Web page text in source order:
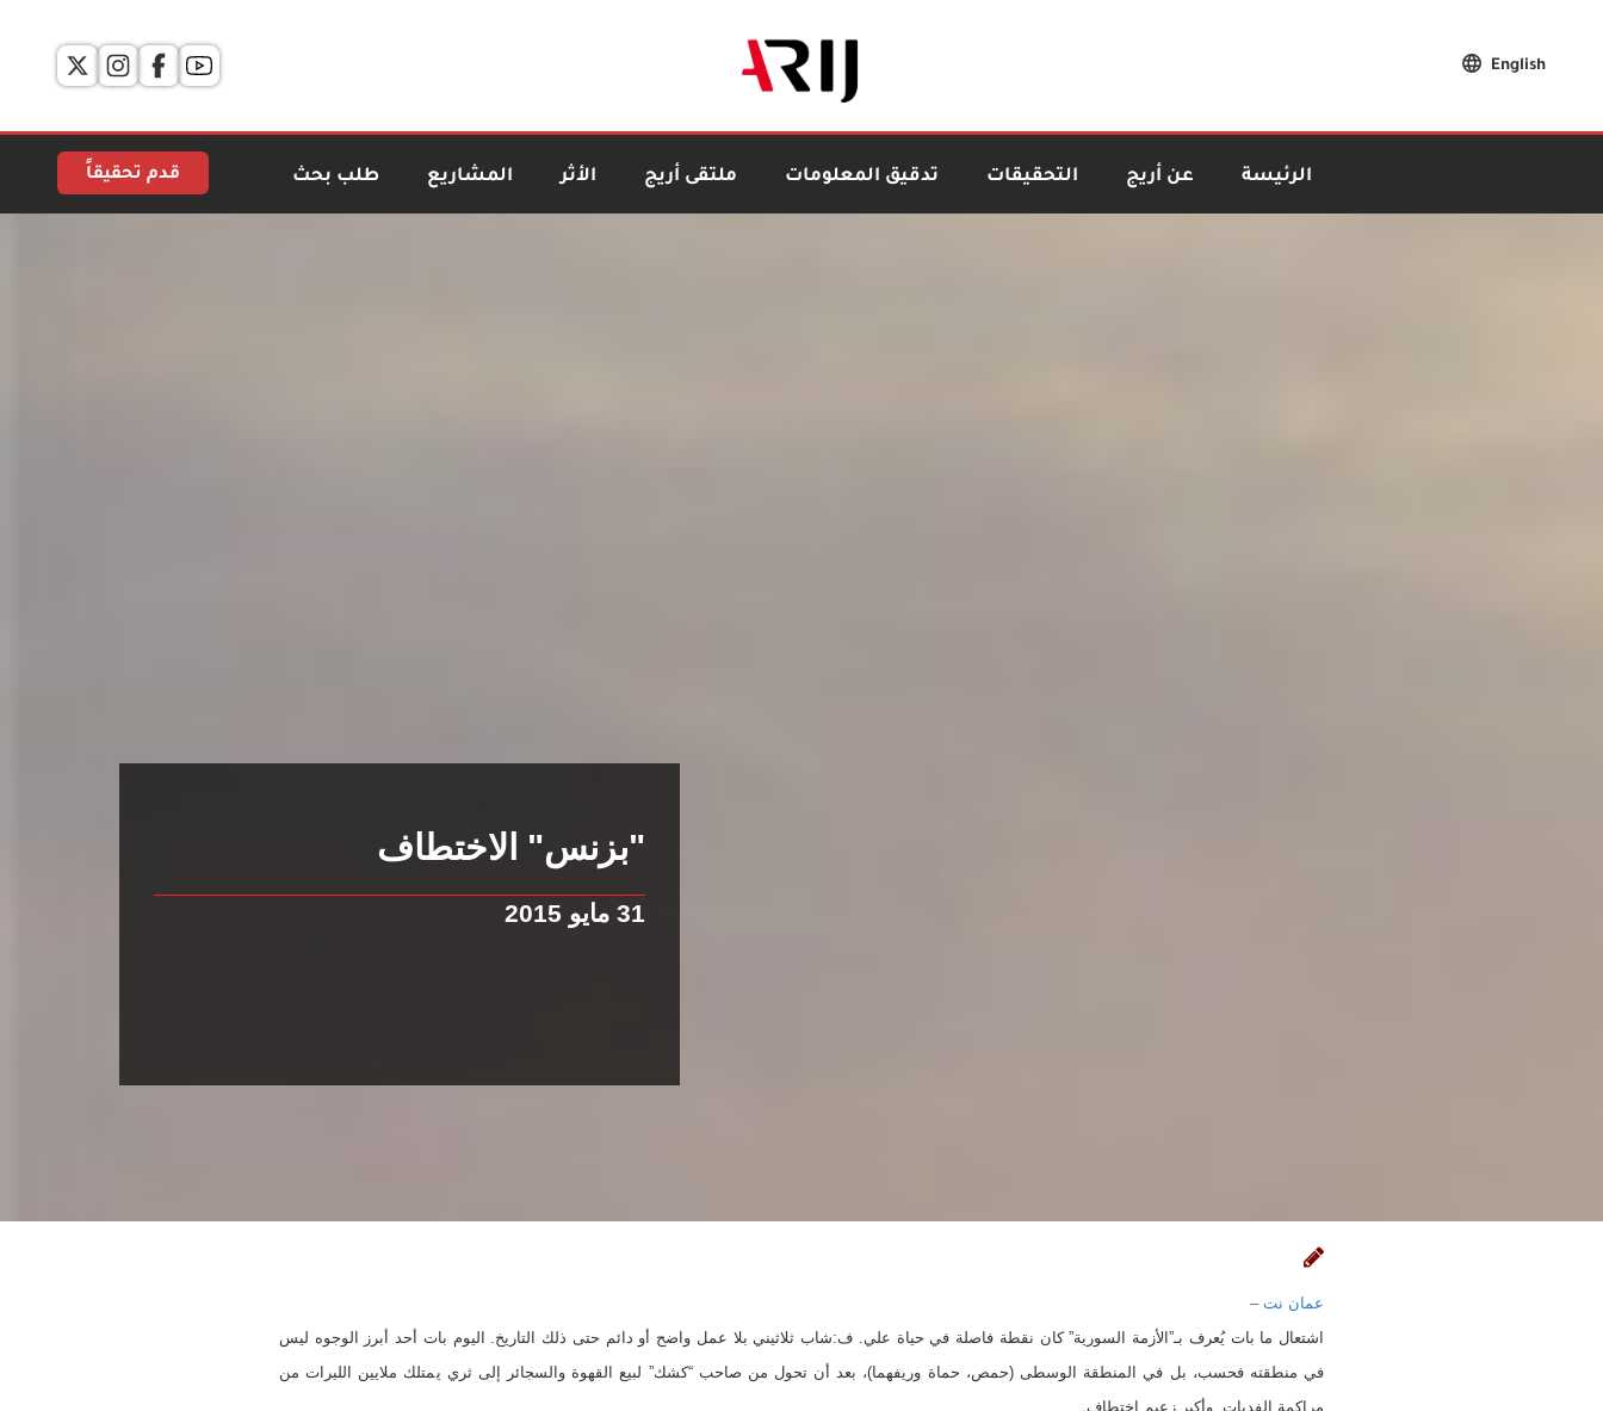
English
الرئيسة عن أريج التحقيقات تدقيق المعلومات ملتقى أريج الأثر المشاريع طلب بحث قدم تحقيقاً
"بزنس" الاختطاف
31 مايو 2015
عمان نت –
اشتعال ما بات يُعرف بـ”الأزمة السورية” كان نقطة فاصلة في حياة علي. ف:شاب ثلاثيني بلا عمل واضح أو دائم حتى ذلك التاريخ. اليوم بات أحد أبرز الوجوه ليس
في منطقته فحسب، بل في المنطقة الوسطى (حمص، حماة وريفهما)، بعد أن تحول من صاحب “كشك” لبيع القهوة والسجائر إلى ثري يمتلك ملايين الليرات من
مراكمة الفديات وأكبر زعيم اختطاف.